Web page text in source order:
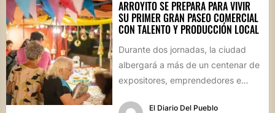
ARROYITO SE PREPARA PARA VIVIR
SU PRIMER GRAN PASEO COMERCIAL
CON TALENTO Y PRODUCCIÓN LOCAL
Durante dos jornadas, la ciudad
albergará a más de un centenar de
expositores, emprendedores e
El Diario Del Pueblo